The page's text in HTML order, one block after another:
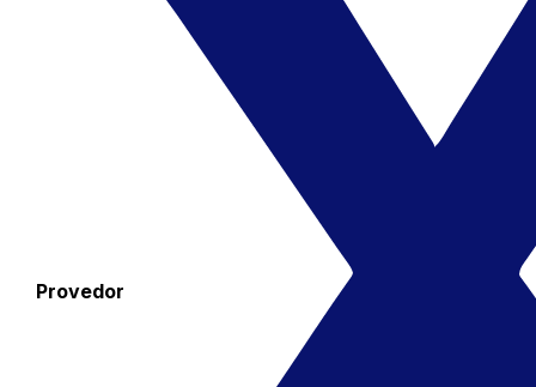
Provedor